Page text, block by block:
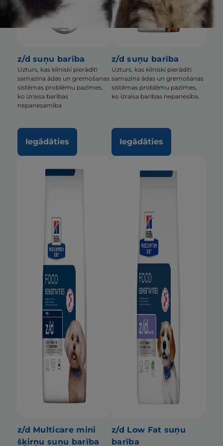
z/d suņu barība
Uzturs, kas klīniski pierādīti
samazina ādas un gremošanas
sistēmas problēmu pazīmes,
ko izraisa barības
nepanesamība
Iegādāties
z/d suņu barība
Uzturs, kas klīniski pierādīti
samazina ādas un gremošanas
sistēmas problēmu pazīmes,
ko izraisa barības nepanesība.
Iegādāties
z/d Multicare mini
šķirņu suņu barība
z/d Low Fat suņu
barība